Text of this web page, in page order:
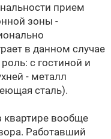
прием
зоны -
в данном случае
с гостиной и
- металл
сталь).
квартире вообще
Работавший